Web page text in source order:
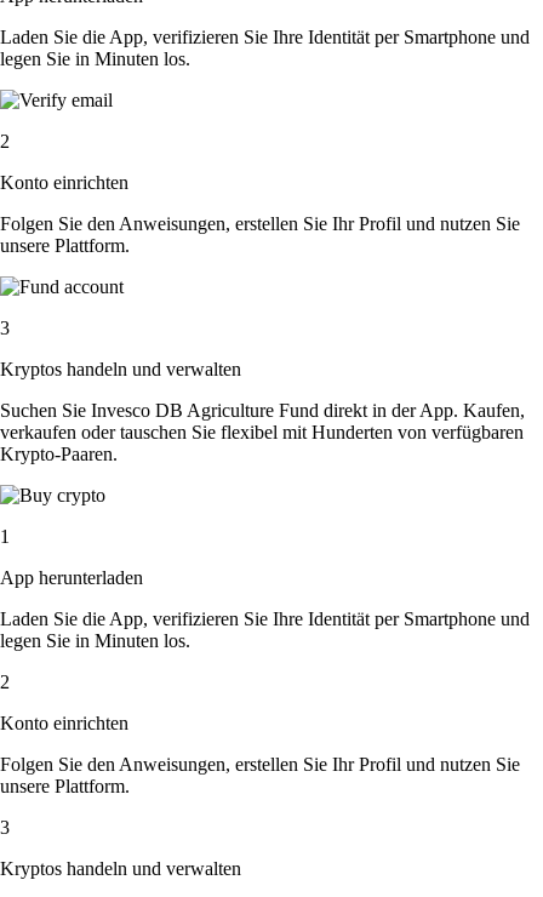
Laden Sie die App, verifizieren Sie Ihre Identität per Smartphone und
legen Sie in Minuten los.
2
Konto einrichten
Folgen Sie den Anweisungen, erstellen Sie Ihr Profil und nutzen Sie
unsere Plattform.
3
Kryptos handeln und verwalten
Suchen Sie Invesco DB Agriculture Fund direkt in der App. Kaufen,
verkaufen oder tauschen Sie flexibel mit Hunderten von verfügbaren
Krypto-Paaren.
1
App herunterladen
Laden Sie die App, verifizieren Sie Ihre Identität per Smartphone und
legen Sie in Minuten los.
2
Konto einrichten
Folgen Sie den Anweisungen, erstellen Sie Ihr Profil und nutzen Sie
unsere Plattform.
3
Kryptos handeln und verwalten